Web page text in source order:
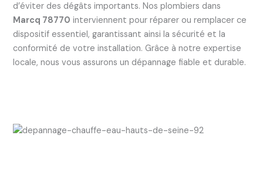
d’éviter des dégâts importants. Nos plombiers dans
Marcq 78770 interviennent pour réparer ou remplacer ce
dispositif essentiel, garantissant ainsi la sécurité et la
conformité de votre installation. Grâce à notre expertise
locale, nous vous assurons un dépannage fiable et durable.